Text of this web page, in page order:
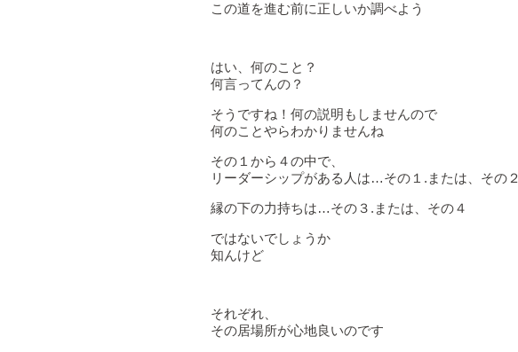
この道を進む前に正しいか調べよう
はい、何のこと？
何言ってんの？
そうですね！何の説明もしませんので
何のことやらわかりませんね
その１から４の中で、
リーダーシップがある人は…その１.または、その２
縁の下の力持ちは…その３.または、その４
ではないでしょうか
知んけど
それぞれ、
その居場所が心地良いのです